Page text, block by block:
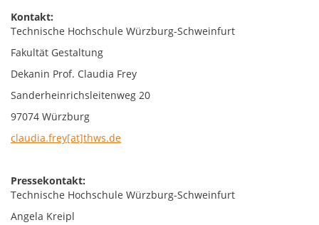
Kontakt:
Technische Hochschule Würzburg-Schweinfurt
Fakultät Gestaltung
Dekanin Prof. Claudia Frey
Sanderheinrichsleitenweg 20
97074 Würzburg
claudia.frey[at]thws.de
Pressekontakt:
Technische Hochschule Würzburg-Schweinfurt
Angela Kreipl